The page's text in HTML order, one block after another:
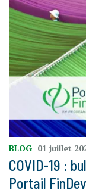
BLOG 01 juillet
COVID-19 :
Portail